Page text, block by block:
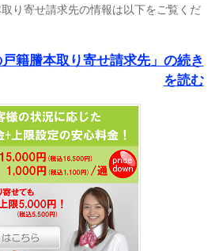
り寄せ請求先の情報は以下をご覧くだ
戸籍謄本取り寄せ請求先」の続き
を読む